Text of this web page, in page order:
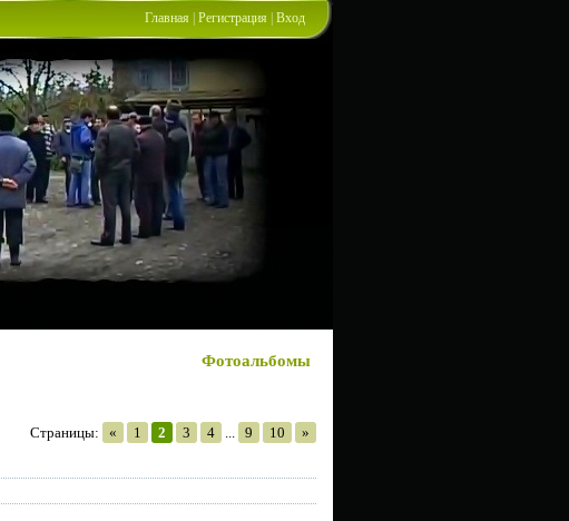
Главная Регистрация Вход
Фотоальбомы
Страницы: « 1 2 3 4 ... 9 10 »